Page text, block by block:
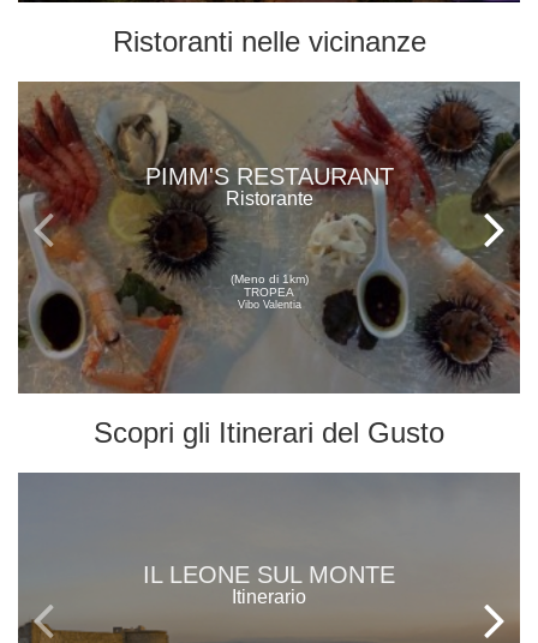
Ristoranti nelle vicinanze
PIMM'S RESTAURANT
Ristorante
(Meno di 1km)
TROPEA
Vibo Valentia
Scopri gli Itinerari del Gusto
IL LEONE SUL MONTE
Itinerario